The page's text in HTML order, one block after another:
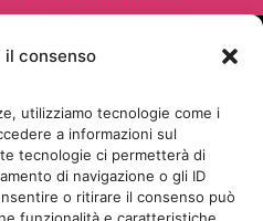
il consenso
utilizziamo tecnologie come i
a informazioni sul
tecnologie ci permetterà di
di navigazione o gli ID
o ritirare il consenso può